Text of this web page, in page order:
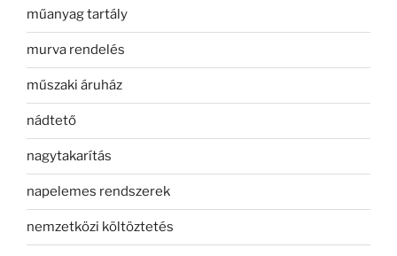
műanyag tartály
murva rendelés
műszaki áruház
nádtető
nagytakarítás
napelemes rendszerek
nemzetközi költöztetés